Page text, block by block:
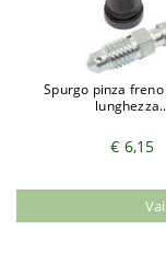
Spurgo pinza
€ 6,15